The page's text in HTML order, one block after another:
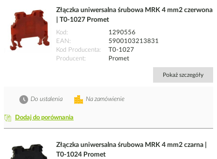
Złączka uniwersalna śrubowa MRK 4 mm2 czerwona
| T0-1027 Promet
Kod
1290556
EAN
5900103213831
Kod Producenta
T0-1027
Producent
Promet
Pokaż szczegóły
Dodaj do porównania
Na zamówienie
Do ustalenia
Złączka uniwersalna śrubowa MRK 4 mm2 czarna |
T0-1024 Promet